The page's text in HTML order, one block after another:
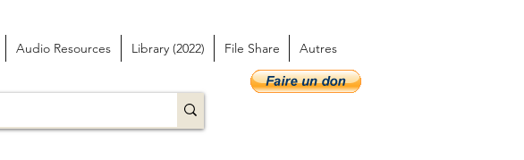
Audio Resources Library (2022) File Share Autres